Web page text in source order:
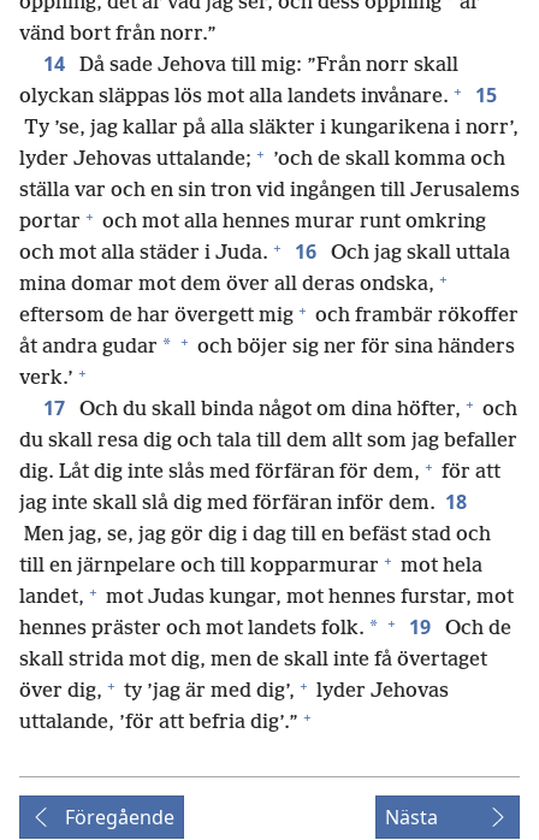
vänd bort från norr.”
14
Då sade Jehova till mig: ”Från norr skall
olyckan släppas lös mot alla landets invånare. + 15
Ty ’se, jag kallar på alla släkter i kungarikena i norr’,
lyder Jehovas uttalande; + ’och de skall komma och
ställa var och en sin tron vid ingången till Jerusalems
portar + och mot alla hennes murar runt omkring
och mot alla städer i Juda. + 16
Och jag skall uttala
mina domar mot dem över all deras ondska, +
eftersom de har övergett mig + och frambär rökoffer
åt andra gudar * + och böjer sig ner för sina händers
verk.’ +
17 Och du skall binda något om dina höfter, + och
du skall resa dig och tala till dem allt som jag befaller
dig. Låt dig inte slås med förfäran för dem, + för att
jag inte skall slå dig med förfäran inför dem. 18
Men jag, se, jag gör dig i dag till en befäst stad och
till en järnpelare och till kopparmurar + mot hela
landet, + mot Judas kungar, mot hennes furstar, mot
hennes präster och mot landets folk. * + 19
Och de
skall strida mot dig, men de skall inte få övertaget
över dig, + ty ’jag är med dig’, + lyder Jehovas
uttalande, ’för att befria dig’.” +
Föregående Nästa